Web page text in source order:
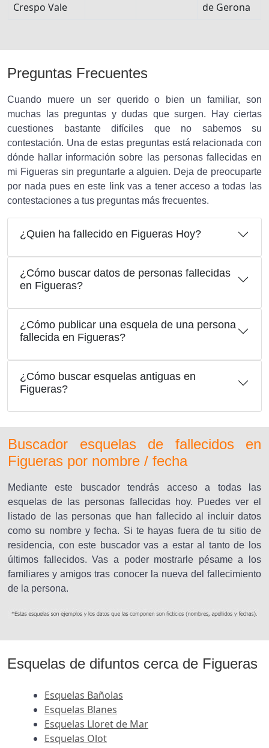
Crespo Vale
de Gerona
Preguntas Frecuentes
Cuando muere un ser querido o bien un familiar, son
muchas las preguntas y dudas que surgen. Hay ciertas
cuestiones bastante difíciles que no sabemos su
contestación. Una de estas preguntas está relacionada con
dónde hallar información sobre las personas fallecidas en
mi Figueras sin preguntarle a alguien. Deja de preocuparte
por nada pues en este link vas a tener acceso a todas las
contestaciones a tus preguntas más frecuentes.
¿Quien ha fallecido en Figueras Hoy?
¿Cómo buscar datos de personas fallecidas
en Figueras?
¿Cómo publicar una esquela de una persona
fallecida en Figueras?
¿Cómo buscar esquelas antiguas en
Figueras?
Buscador esquelas de fallecidos en
Figueras por nombre / fecha
Mediante este buscador tendrás acceso a todas las
esquelas de las personas fallecidas hoy. Puedes ver el
listado de las personas que han fallecido al incluir datos
como su nombre y fecha. Si te hayas fuera de tu sitio de
residencia, con este buscador vas a estar al tanto de los
últimos fallecidos. Vas a poder mostrarle pésame a los
familiares y amigos tras conocer la nueva del fallecimiento
de la persona.
Esquelas de difuntos cerca de Figueras
Esquelas Bañolas
Esquelas Blanes
Esquelas Lloret de Mar
Esquelas Olot